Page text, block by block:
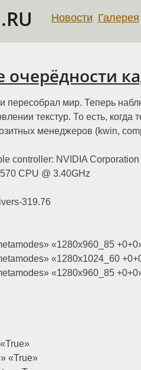
Новости Галерея
пересобрал мир. Теперь
текстур. То есть,
менеджеров (kwin,
controller: NVIDIA
CPU @ 3.40GHz
319.76
«1280x960_85
«1280x1024_60
«1280x960_85
«True»